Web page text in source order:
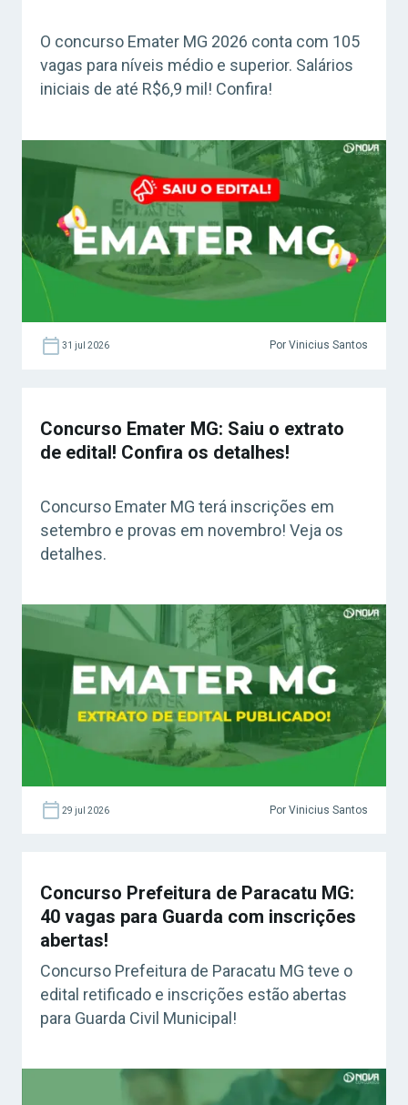
O concurso Emater MG 2026 conta com 105
vagas para níveis médio e superior. Salários
iniciais de até R$6,9 mil! Confira!
31 jul 2026 Por Vinicius Santos
Concurso Emater MG: Saiu o extrato
de edital! Confira os detalhes!
Concurso Emater MG terá inscrições em
setembro e provas em novembro! Veja os
detalhes.
29 jul 2026 Por Vinicius Santos
Concurso Prefeitura de Paracatu MG:
40 vagas para Guarda com inscrições
abertas!
Concurso Prefeitura de Paracatu MG teve o
edital retificado e inscrições estão abertas
para Guarda Civil Municipal!